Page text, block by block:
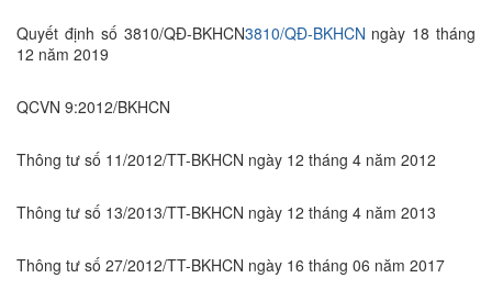
Quyết định số 3810/QĐ-BKHCN3810/QĐ-BKHCN ngày 18 tháng
12 năm 2019
QCVN 9:2012/BKHCN
Thông tư số 11/2012/TT-BKHCN ngày 12 tháng 4 năm 2012
Thông tư số 13/2013/TT-BKHCN ngày 12 tháng 4 năm 2013
Thông tư số 27/2012/TT-BKHCN ngày 16 tháng 06 năm 2017